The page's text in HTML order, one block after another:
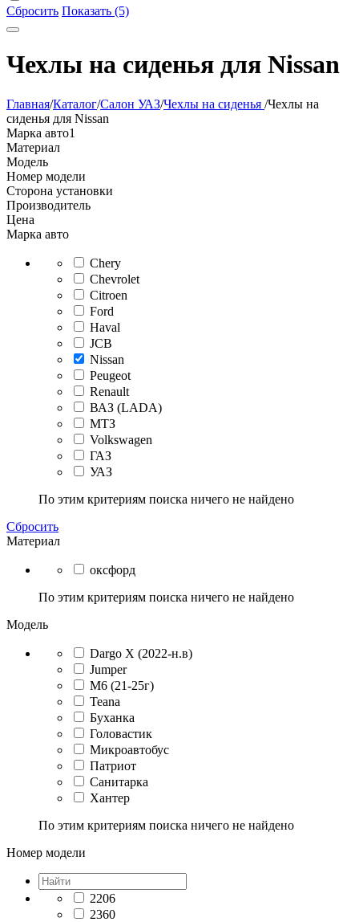
Сбросить Показать (5)
Чехлы на сиденья для Nissan
Главная/Каталог/Салон УАЗ/Чехлы на сиденья /Чехлы на
сиденья для Nissan
Марка авто1
Материал
Модель
Номер модели
Сторона установки
Производитель
Цена
Марка авто
Chery
Chevrolet
Citroen
Ford
Haval
JCB
Nissan
Peugeot
Renault
ВАЗ (LADA)
МТЗ
Volkswagen
ГАЗ
УАЗ
По этим критериям поиска ничего не найдено
Сбросить
Материал
оксфорд
По этим критериям поиска ничего не найдено
Модель
Dargo X (2022-н.в)
Jumper
M6 (21-25г)
Teana
Буханка
Головастик
Микроавтобус
Патриот
Санитарка
Хантер
По этим критериям поиска ничего не найдено
Номер модели
2206
2360